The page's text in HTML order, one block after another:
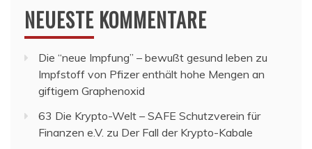
NEUESTE KOMMENTARE
Die “neue Impfung” – bewußt gesund leben zu
Impfstoff von Pfizer enthält hohe Mengen an
giftigem Graphenoxid
63 Die Krypto-Welt – SAFE Schutzverein für
Finanzen e.V. zu Der Fall der Krypto-Kabale